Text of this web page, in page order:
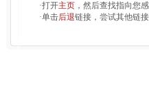
·打开主页 ，然后查找指向您
·单击后退链接，尝试其他链